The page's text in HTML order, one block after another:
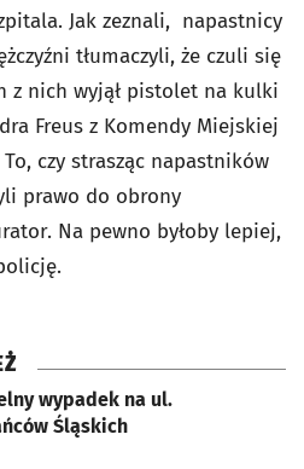
Jak zeznali, napastnicy
tłumaczyli, że czuli się
z nich wyjął pistolet na kulki
Freus z Komendy Miejskiej
czy strasząc napastników
prawo do obrony
Na pewno byłoby lepiej,
wypadek na ul.
Śląskich